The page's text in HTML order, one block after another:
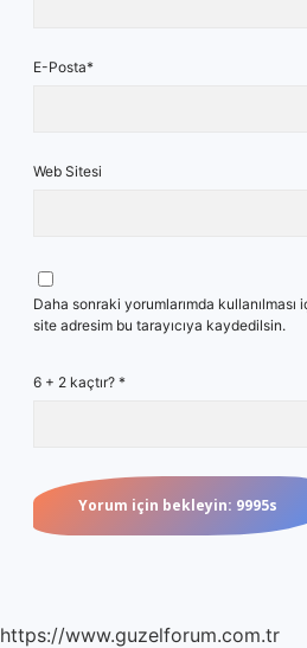
E-Posta*
Web Sitesi
Daha sonraki yorumlarımda
site adresim bu tarayıcıya kaydedilsin.
6 + 2 kaçtır? *
https://www.guzelforum.com.tr